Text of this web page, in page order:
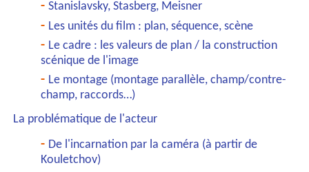
Stanislavsky, Stasberg, Meisner
Les unités du film : plan, séquence, scène
Le cadre : les valeurs de plan / la construction
scénique de l'image
Le montage (montage parallèle, champ/contre-
champ, raccords…)
La problématique de l'acteur
De l'incarnation par la caméra (à partir de
Kouletchov)